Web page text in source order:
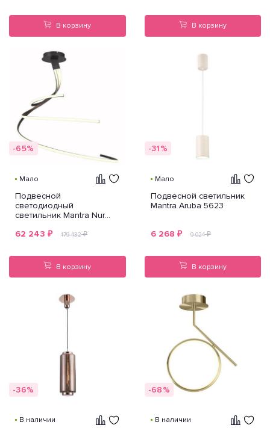
В корзину В корзину
-65%
Мало
Подвесной
светодиодный
светильник Mantra Nur
62 243 ₽ 179 432₽
В корзину
-31%
Мало
Подвесной светильник
Mantra Aruba 5623
6 268 ₽ 9 024₽
В корзину
-36%
В наличии
-68%
В наличии